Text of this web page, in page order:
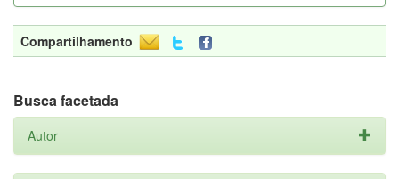
Compartilhamento
Busca facetada
Autor